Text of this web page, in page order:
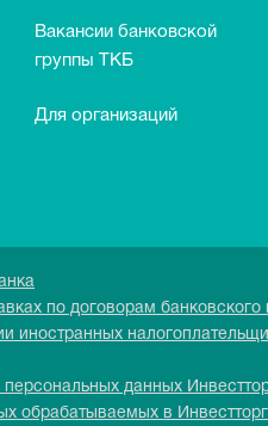
Вакансии банковской
группы ТКБ
Для организаций
по договорам
иностранных
данных
обрабатываемых в